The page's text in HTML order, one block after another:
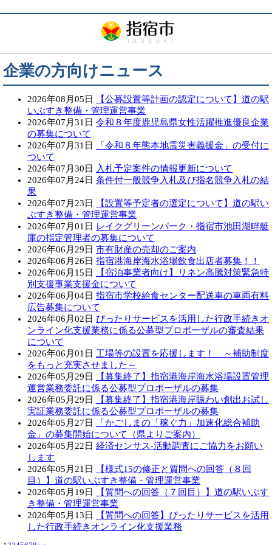
企業の方向けニュース
2026年08月05日
【公募設置等計画の認定について】道の駅
いぶすき整備・管理運営事業
2026年07月31日 令和８年度鹿児島県女性活躍推進優良企業
の募集について
2026年07月31日
「令和８年熊本地震災害義援金」の受付に
ついて
2026年07月30日
入札予定案件の情報更新について
2026年07月24日 条件付一般競争入札及び指名競争入札の結
果
2026年07月23日
【設置等予定者の選定について】道の駅い
ぶすき整備・管理運営事業
2026年07月01日 レイクグリーンパーク・指宿市池田湖畔艇
庫の指定管理者の募集について
2026年06月29日 市有財産の売却のご案内
2026年06月26日 指宿港海岸海水浴場飲食出店者募集！！
2026年06月15日
【宿泊事業者向け】リネン高騰対策緊急特
別支援事業支援金について
2026年06月04日 指宿市学校給食センター配送車の車両有料
広告募集について
2026年06月02日 ぴったりサービスを活用した行政手続きオ
ンライン化支援業務に係る公募型プロポーザルの審査結果
について
2026年06月01日 工場等の設置を応援します！ ～補助制度
をもっと充実させました～
2026年05月29日
【募集終了】指宿港海岸海水浴場設置管理
運営業務委託に係る公募型プロポーザルの募集
2026年05月29日
【募集終了】指宿港海岸賑わい創出お試し
実証業務委託に係る公募型プロポーザルの募集
2026年05月27日
「かごしまの「稼ぐ力」加速化総合補助
金」の募集開始について（県よりご案内）
2026年05月22日 経済センサス‐活動調査にご協力をお願い
します
2026年05月21日
【様式15の修正と質問への回答（８回
目）】道の駅いぶすき整備・管理運営事業
2026年05月19日
【質問への回答（７回目）】道の駅いぶす
き整備・管理運営事業
2026年05月13日
【質問への回答】ぴったりサービスを活用
した行政手続きオンライン化支援業務